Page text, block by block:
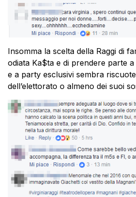
Insomma la scelta della Raggi di
odiata Ka$ta e di prendere parte a
e a party esclusivi sembra
dell’elettorato o almeno dei suoi